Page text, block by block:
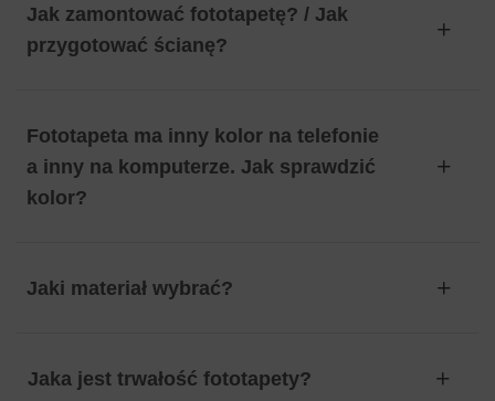
Jak zamontować fototapetę? / Jak
przygotować ścianę?
Fototapeta ma inny kolor na telefonie
a inny na komputerze. Jak sprawdzić
kolor?
Jaki materiał wybrać?
Jaka jest trwałość fototapety?